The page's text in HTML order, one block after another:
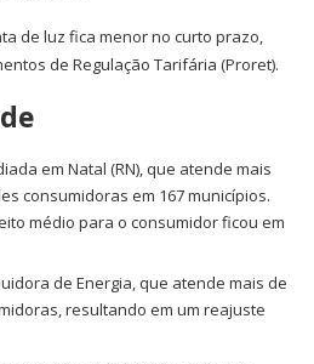
de luz fica menor no curto prazo,
de Regulação Tarifária (Proret).
em Natal (RN), que atende mais
consumidoras em 167 municípios.
médio para o consumidor ficou em
de Energia, que atende mais de
resultando em um reajuste